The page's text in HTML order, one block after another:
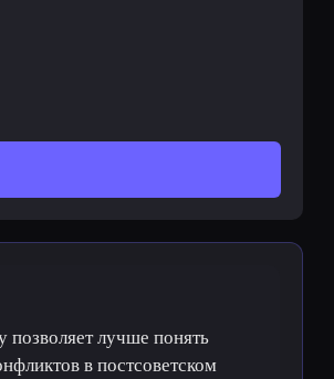
лучше понять
в постсоветском